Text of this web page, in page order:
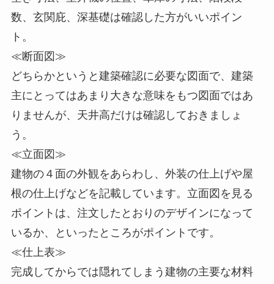
数、玄関庇、深基礎は確認した方がいいポイン
ト。
≪断面図≫
どちらかというと建築確認に必要な図面で、建築
主にとってはあまり大きな意味をもつ図面ではあ
りませんが、天井高だけは確認しておきましょ
う。
≪立面図≫
建物の４面の外観をあらわし、外装の仕上げや屋
根の仕上げなどを記載しています。立面図を見る
ポイントは、注文したとおりのデザインになって
いるか、といったところがポイントです。
≪仕上表≫
完成してからでは隠れてしまう建物の主要な材料